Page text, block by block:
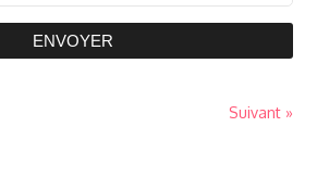
ENVOYER
Suivant »